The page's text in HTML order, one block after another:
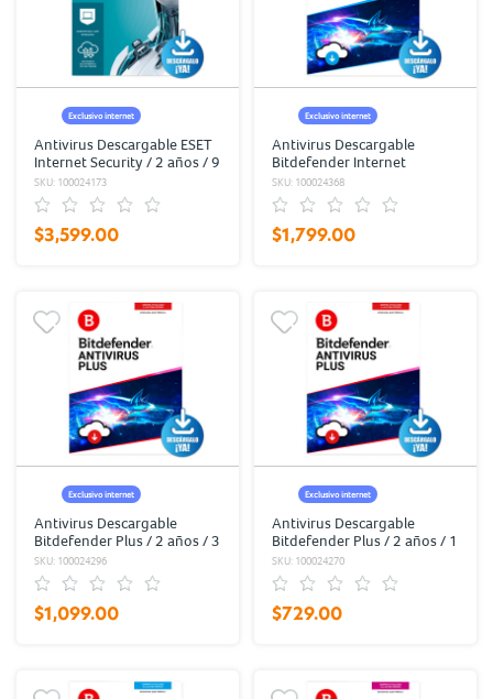
Exclusivo internet
Antivirus Descargable ESET
Internet Security / 2 años / 9
dispositivos
SKU: 100024173
$3,599.00
Exclusivo internet
Antivirus Descargable
Bitdefender Internet
Security / 2 años / 5
usuarios
SKU: 100024368
$1,799.00
Exclusivo internet
Antivirus Descargable
Bitdefender Plus / 2 años / 3
usuarios
SKU: 100024296
$1,099.00
Exclusivo internet
Antivirus Descargable
Bitdefender Plus / 2 años / 1
usuario
SKU: 100024270
$729.00